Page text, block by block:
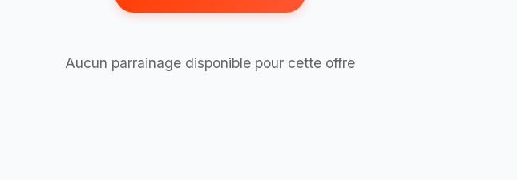
Aucun parrainage disponible pour cette offre